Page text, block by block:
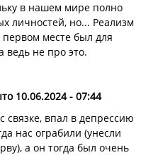
в нашем мире полно
личностей, но... Реализм
первом месте был для
ведь не про это.
10.06.2024 - 07:44
связке, впал в депрессию
нас ограбили (унесли
а он тогда был очень